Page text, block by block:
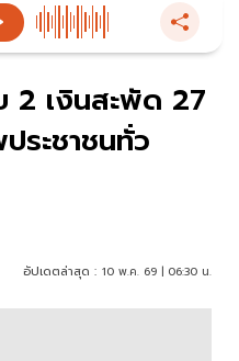
2 เงินสะพัด 27
ระชาชนทั่ว
อัปเดตล่าสุด : 10 พ.ค. 69 | 06:30 น.